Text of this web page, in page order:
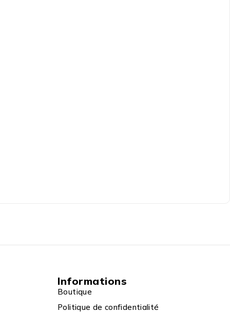
Informations
Boutique
Politique de confidentialité